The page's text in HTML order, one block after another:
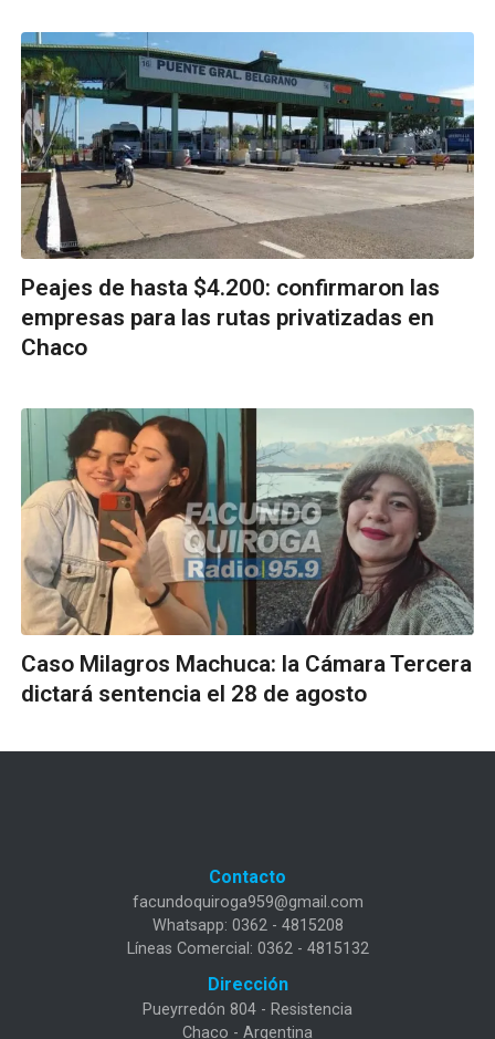
Peajes de hasta $4.200: confirmaron las
empresas para las rutas privatizadas en
Chaco
Caso Milagros Machuca: la Cámara Tercera
dictará sentencia el 28 de agosto
Contacto
facundoquiroga959@gmail.com
Whatsapp: 0362 - 4815208
Líneas Comercial: 0362 - 4815132
Dirección
Pueyrredón 804 - Resistencia
Chaco - Argentina